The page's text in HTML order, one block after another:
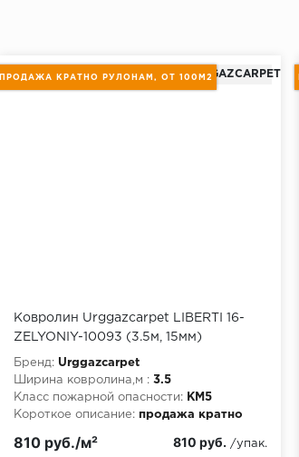
ПРОДАЖА КРАТНО РУЛОНАМ, ОТ 100М2URGGAZCARPET
Ковролин Urggazcarpet LIBERTI 16-
ZELYONIY-10093 (3.5м, 15мм)
Бренд: Urggazcarpet
Ширина ковролина,м : 3.5
Класс пожарной опасности:
КМ5
Короткое описание: продажа кратно
810 руб./м² 810 руб. /упак.